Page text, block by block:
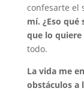
confesarte el
mí. ¿Eso qué
que lo
todo.
La vida me
obstáculos a